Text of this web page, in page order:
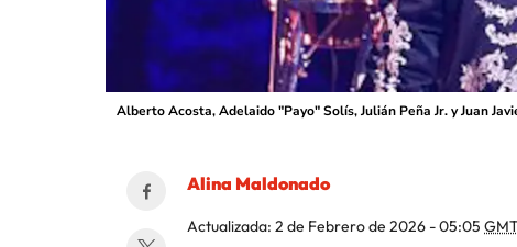
Alberto Acosta, Adelaido "Payo" Solís, Julián Peña Jr. y Juan
Alina Maldonado
Actualizada: 2 de Febrero de 2026 - 05:05